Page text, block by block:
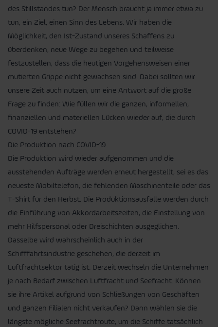
des Stillstandes tun? Der Mensch braucht ja immer etwa zu
tun, ein Ziel, einen Sinn des Lebens. Wir haben die
Möglichkeit, den Ist-Zustand unseres Schaffens zu
überdenken, neue Wege zu begehen und teilweise
festzustellen, dass die heutigen Vorgehensweisen einer
mutierten Grippe nicht gewachsen sind. Dabei sollten wir
unsere Zeit auch nutzen, um eine Antwort auf die große
Frage zu finden: Wie füllen wir die ganzen, informellen,
finanziellen und materiellen Lücken wieder auf, die durch
COVID-19 entstehen?
Die Produktion nach COVID-19
Die Produktion wird wieder aufgenommen und die
ausstehenden Aufträge werden erneut hergestellt, sei es das
neueste Mobiltelefon, die fehlenden Maschinenteile oder das
T-Shirt für den Herbst. Die Produktionsausfälle werden durch
die Einführung von Akkordarbeitszeiten, die Einstellung von
mehr Hilfspersonal oder Dreischichten ausgeglichen.
Dasselbe wird wahrscheinlich auch in der
Schifffahrtsindustrie geschehen, die derzeit im
Luftfrachtsektor tätig ist. Derzeit wechseln die Unternehmen
je nach Bedarf zwischen Luftfracht und Seefracht. Können
sie ihre Artikel aufgrund von Schließungen von Geschäften
und ganzen Filialen nicht verkaufen? Dann wählen sie die
längste mögliche Seefrachtroute, um die Schiffe tatsächlich